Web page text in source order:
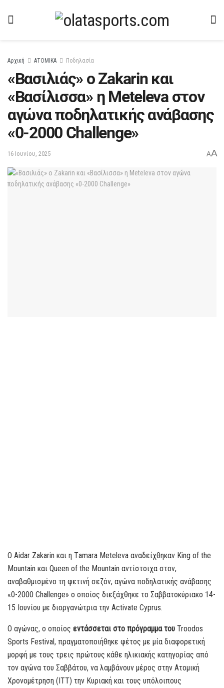
Αρχική ΑΤΟΜΙΚΑ Ποδηλασία
«Βασιλιάς» ο Zakarin και
«Βασίλισσα» η Meteleva στον
αγώνα ποδηλατικής ανάβασης
«0-2000 Challenge»
16 Ιουνίου, 2025 AA
O Aidar Zakarin και η Τamara Meteleva αναδείχθηκαν King of the
Mountain και Queen of the Mountain αντίστοιχα στον,
αναβαθμισμένο τη φετινή σεζόν, αγώνα ποδηλατικής ανάβασης
«0-2000 Challenge» ο οποίος διεξάχθηκε το Σαββατοκύριακο 14-
15 Ιουνίου με διοργανώτρια την Activate Cyprus.
Ο αγώνας, ο οποίος εντάσσεται στο πρόγραμμα του Troodos
Sports Festival, πραγματοποιήθηκε φέτος με μία διαφορετική
μορφή με τους τρεις πρώτους κάθε ηλικιακής κατηγορίας από
τον αγώνα του Σαββάτου, να λαμβάνουν μέρος στην Ατομική
Χρονομέτρηση (ΙΤΤ) την Κυριακή και τους υπόλοιπους